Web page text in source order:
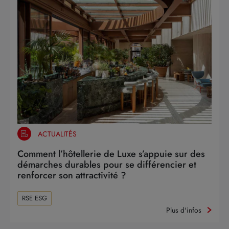
ACTUALITÉS
Comment l’hôtellerie de Luxe s’appuie sur des
démarches durables pour se différencier et
renforcer son attractivité ?
RSE ESG
Plus d'infos